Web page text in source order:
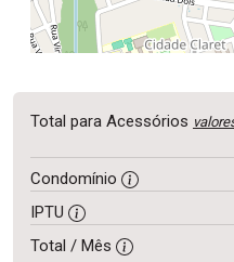
Total para Acessórios
Condomínio
IPTU
Total / Mês